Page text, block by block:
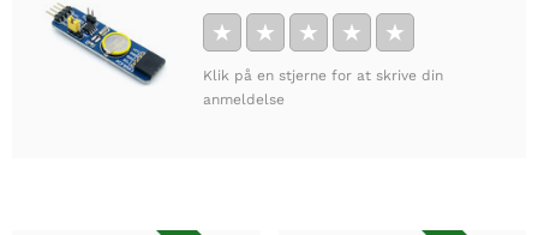
★ ★ ★ ★ ★
Klik på en stjerne for at skrive din
anmeldelse